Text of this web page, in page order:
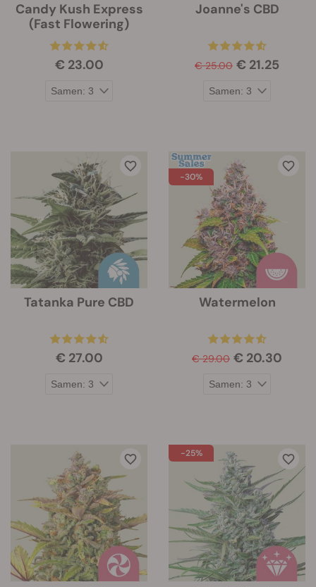
Candy Kush Express
(Fast Flowering)
€ 23.00
Joanne's CBD
€ 25.00 € 21.25
Tatanka Pure CBD
€ 27.00
-30%
Watermelon
€ 29.00 € 20.30
-25%